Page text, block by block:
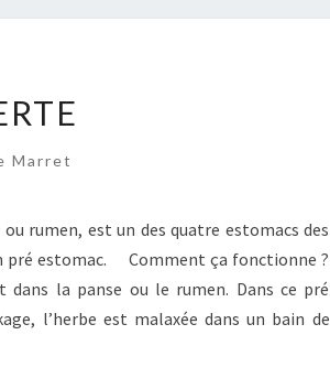
Marret
rumen, est un des quatre estomacs des
pré estomac. Comment ça fonctionne ?
la panse ou le rumen. Dans ce pré
l’herbe est malaxée dans un bain de